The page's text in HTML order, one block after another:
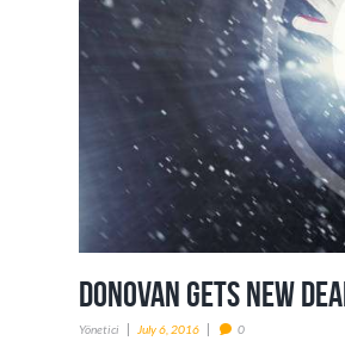
Donovan Gets New
Yönetici July 6, 2016 0